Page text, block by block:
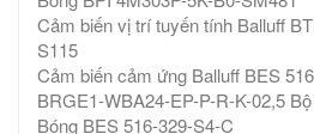
Cảm biến vị trí tuyến tính Balluff
S115
Cảm biến cảm ứng Balluff BES
BRGE1-WBA24-EP-P-R-K-02,5
Bóng BES 516-329-S4-C